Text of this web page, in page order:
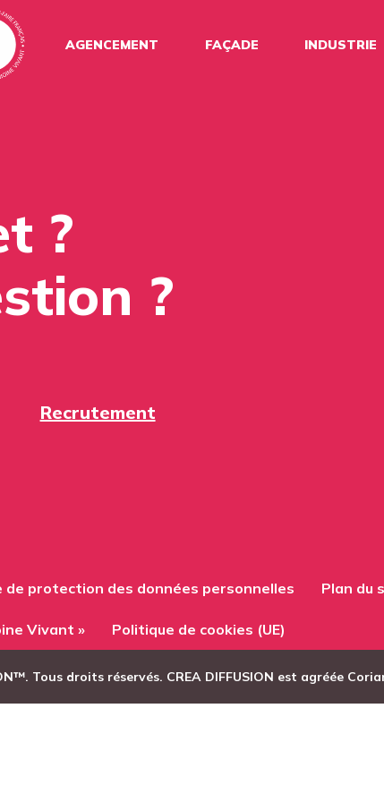
AGENCEMENT FAÇADE INDUSTRIE
?
?
Recrutement
de protection des données personnelles Plan du
Vivant » Politique de cookies (UE)
Tous droits réservés. CREA DIFFUSION est agréée